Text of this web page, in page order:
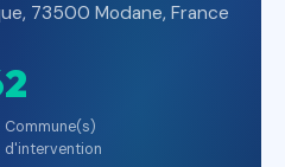
73500 Modane, France
2
Commune(s)
d'intervention